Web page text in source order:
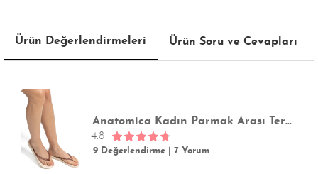
Ürün Değerlendirmeleri Ürün Soru ve Cevapları
Anatomica Kadın Parmak Arası Terlik Bej 35/42
4.8
9 Değerlendirme 7 Yorum